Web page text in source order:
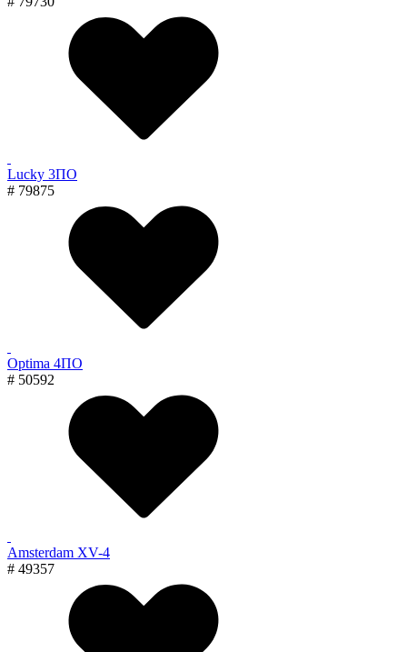
Lucky 3ПО
# 79875
Optima 4ПО
# 50592
Amsterdam XV-4
# 49357